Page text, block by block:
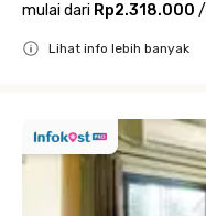
mulai dari Rp2.318.000 /
Lihat info lebih banyak